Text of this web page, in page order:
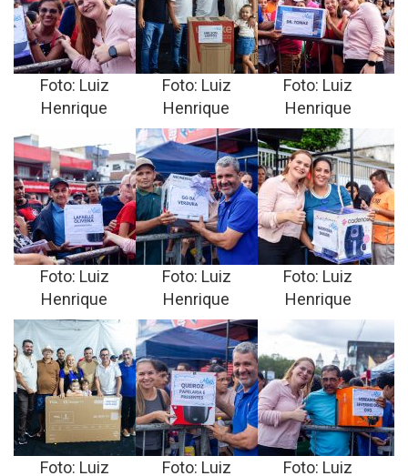
Foto: Luiz
Henrique
Foto: Luiz
Henrique
Foto: Luiz
Henrique
Foto: Luiz
Henrique
Foto: Luiz
Henrique
Foto: Luiz
Henrique
Foto: Luiz Foto: Luiz Foto: Luiz